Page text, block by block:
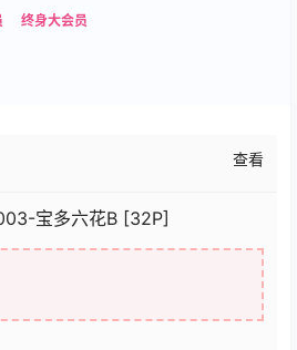
终身大会员
查看
宝多六花B [32P]